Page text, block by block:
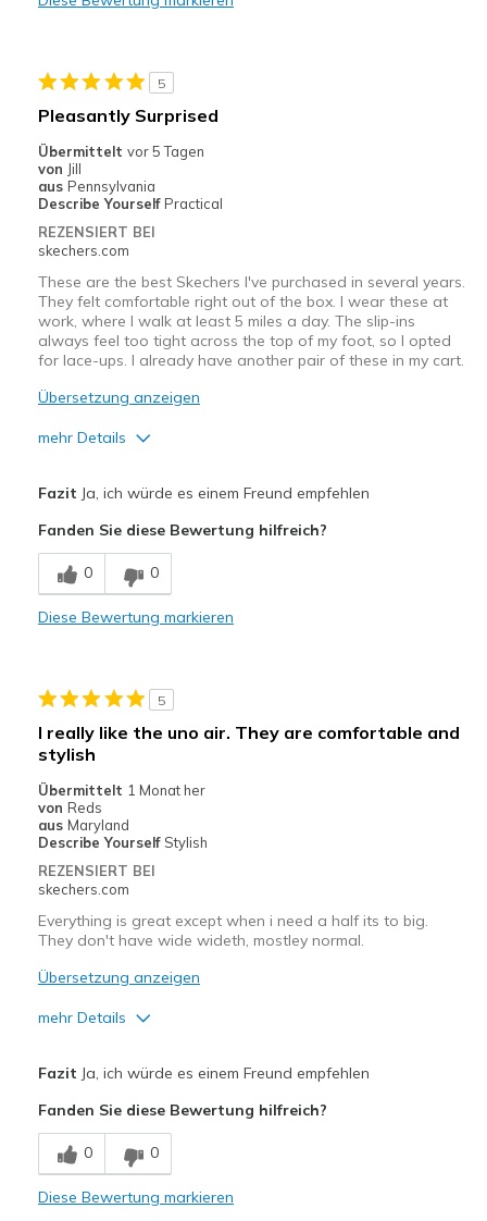
View On Shoes
Shoes are for Wearing
5
Pleasantly Surprised
Übermittelt vor 5 Tagen
von Jill
aus Pennsylvania
Describe Yourself Practical
REZENSIERT BEI
skechers.com
These are the best Skechers I've purchased in several years.
They felt comfortable right out of the box. I wear these at
work, where I walk at least 5 miles a day. The slip-ins
always feel too tight across the top of my foot, so I opted
for lace-ups. I already have another pair of these in my cart.
Übersetzung anzeigen
mehr Details
Geeignete Verwendung
Work
View On Shoes
Shoes are for Wearing
Fazit Ja, ich würde es einem Freund empfehlen
Fanden Sie diese Bewertung hilfreich?
0 0
Diese Bewertung markieren
5
I really like the uno air. They are comfortable and
stylish
Übermittelt 1 Monat her
von Reds
aus Maryland
Describe Yourself Stylish
REZENSIERT BEI
skechers.com
Everything is great except when i need a half its to big.
They don't have wide wideth, mostley normal.
Übersetzung anzeigen
mehr Details
Stylish
Nachteile
Need Break In
Fazit Ja, ich würde es einem Freund empfehlen
Fanden Sie diese Bewertung hilfreich?
0 0
Diese Bewertung markieren